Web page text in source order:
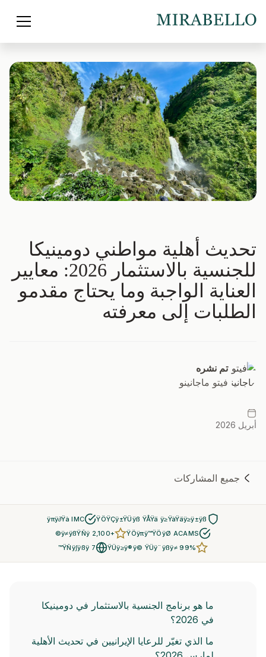
تحديث أهلية مواطني دومينيكا
للجنسية بالاستثمار 2026: معايير
العناية الواجبة وما يحتاج مقدمو
الطلبات إلى معرفته
تم نشره
فيتو ماجانينو
أبريل 2026
جميع المشاركات
ŸÖŸÇÿ±ŸÜÿß ŸÅŸä ÿ≥ŸàŸäÿ≥ÿ±ÿß
ÿπÿ∂Ÿà IMC
ŸÖÿπÿ™ŸÖÿØ ACAMS
+2,100 ÿ≠ÿßŸÑÿ©
ŸÜÿ≥ÿ®ÿ© ŸÜÿ¨ÿßÿ≠ 99%
7 ŸÑÿ∫ÿßÿ™
ما هو برنامج الجنسية بالاستثمار في دومينيكا
في 2026؟
ما الذي تغيّر للرعايا الإيرانيين في تحديث الأهلية